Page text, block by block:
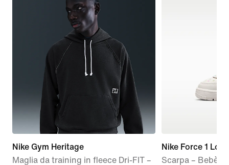
Nike Gym Heritage
Maglia da training in fleece Dri-FIT –
Nike Force 1 Low
Scarpa – Bebè e